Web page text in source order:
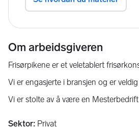
Om arbeidsgiveren
Frisørpikene er et veletablert
Vi er engasjerte i bransjen og er
Vi er stolte av å være en
Sektor: Privat